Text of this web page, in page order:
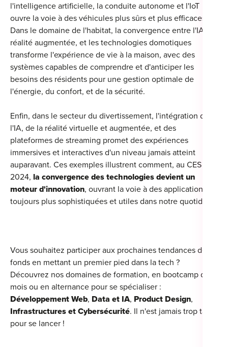
l'intelligence artificielle, la conduite autonome et l'IoT
ouvre la voie à des véhicules plus sûrs et plus efficaces.
Dans le domaine de l'habitat, la convergence entre l'IA, la
réalité augmentée, et les technologies domotiques
transforme l'expérience de vie à la maison, avec des
systèmes capables de comprendre et d'anticiper les
besoins des résidents pour une gestion optimale de
l'énergie, du confort, et de la sécurité.
Enfin, dans le secteur du divertissement, l'intégration de
l'IA, de la réalité virtuelle et augmentée, et des
plateformes de streaming promet des expériences
immersives et interactives d'un niveau jamais atteint
auparavant. Ces exemples illustrent comment, au CES
2024, la convergence des technologies devient un
moteur d'innovation, ouvrant la voie à des applications
toujours plus sophistiquées et utiles dans notre quotidien.
Vous souhaitez participer aux prochaines tendances de
fonds en mettant un premier pied dans la tech ?
Découvrez nos domaines de formation, en bootcamp de 5
mois ou en alternance pour se spécialiser :
Développement Web, Data et IA, Product Design,
Infrastructures et Cybersécurité. Il n'est jamais trop tard
pour se lancer !